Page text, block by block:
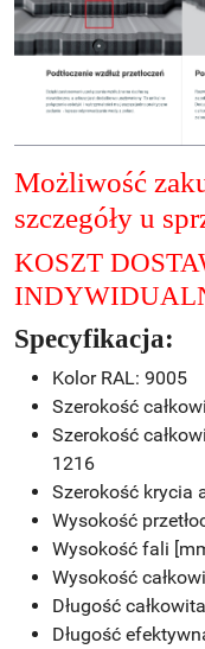
Możliwość
szczegóły u
KOSZT
Specyfikacja:
Kolor RAL: 9005
Szerokość
Szerokość
1216
Szerokość krycia
Wysokość
Wysokość fali
Wysokość
Długość
Długość